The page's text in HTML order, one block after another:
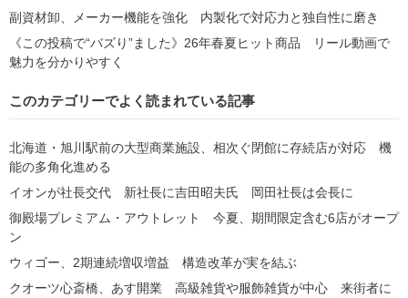
副資材卸、メーカー機能を強化 内製化で対応力と独自性に磨き
《この投稿で“バズり”ました》26年春夏ヒット商品 リール動画で
魅力を分かりやすく
このカテゴリーでよく読まれている記事
北海道・旭川駅前の大型商業施設、相次ぐ閉館に存続店が対応 機
能の多角化進める
イオンが社長交代 新社長に吉田昭夫氏 岡田社長は会長に
御殿場プレミアム・アウトレット 今夏、期間限定含む6店がオープ
ン
ウィゴー、2期連続増収増益 構造改革が実を結ぶ
クオーツ心斎橋、あす開業 高級雑貨や服飾雑貨が中心 来街者に